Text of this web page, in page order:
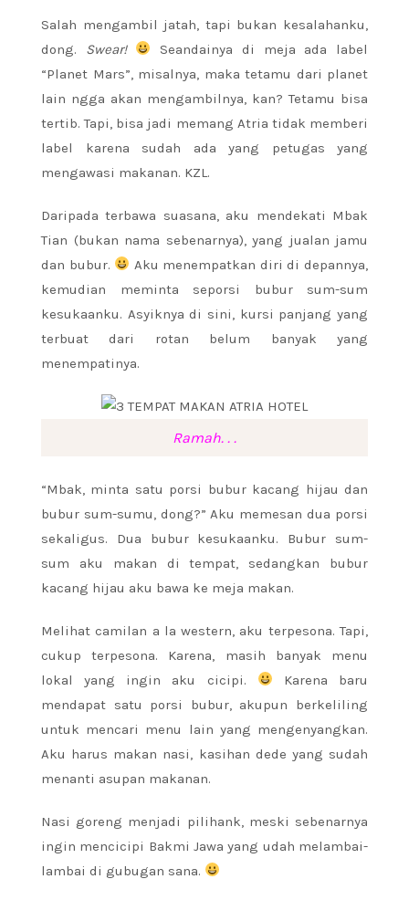
Salah mengambil jatah, tapi bukan kesalahanku,
dong. Swear!
Seandainya di meja ada label
“Planet Mars”, misalnya, maka tetamu dari planet
lain ngga akan mengambilnya, kan? Tetamu bisa
tertib. Tapi, bisa jadi memang Atria tidak memberi
label karena sudah ada yang petugas yang
mengawasi makanan. KZL.
Daripada terbawa suasana, aku mendekati Mbak
Tian (bukan nama sebenarnya), yang jualan jamu
dan bubur.
Aku menempatkan diri di depannya,
kemudian meminta seporsi bubur sum-sum
kesukaanku. Asyiknya di sini, kursi panjang yang
terbuat dari rotan belum banyak yang
menempatinya.
Ramah. . .
“Mbak, minta satu porsi bubur kacang hijau dan
bubur sum-sumu, dong?” Aku memesan dua porsi
sekaligus. Dua bubur kesukaanku. Bubur sum-
sum aku makan di tempat, sedangkan bubur
kacang hijau aku bawa ke meja makan.
Melihat camilan a la western, aku terpesona. Tapi,
cukup terpesona. Karena, masih banyak menu
lokal yang ingin aku cicipi.
Karena baru
mendapat satu porsi bubur, akupun berkeliling
untuk mencari menu lain yang mengenyangkan.
Aku harus makan nasi, kasihan dede yang sudah
menanti asupan makanan.
Nasi goreng menjadi pilihank, meski sebenarnya
ingin mencicipi Bakmi Jawa yang udah melambai-
lambai di gubugan sana.